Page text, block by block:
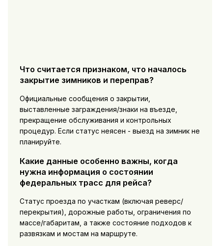
Что считается признаком, что началось
закрытие зимников и переправ?
Официальные сообщения о закрытии,
выставленные заграждения/знаки на въезде,
прекращение обслуживания и контрольных
процедур. Если статус неясен - выезд на зимник не
планируйте.
Какие данные особенно важны, когда
нужна информация о состоянии
федеральных трасс для рейса?
Статус проезда по участкам (включая реверс/
перекрытия), дорожные работы, ограничения по
массе/габаритам, а также состояние подходов к
развязкам и мостам на маршруте.